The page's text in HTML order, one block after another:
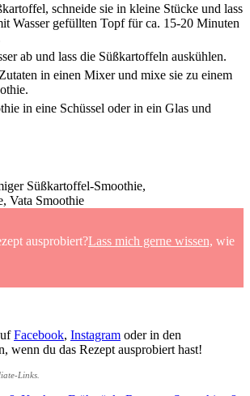
schneide sie in kleine Stücke und lass
Wasser gefüllten Topf für ca. 15-20 Minuten
ab und lass die Süßkartoffeln auskühlen.
in einen Mixer und mixe sie zu einem
in eine Schüssel oder in ein Glas und
Süßkartoffel-Smoothie,
Vata Smoothie
ausprobiert?Lass mich gerne wissen, wie
Facebook, Instagram oder in den
wenn du das Rezept ausprobiert hast!
Links.